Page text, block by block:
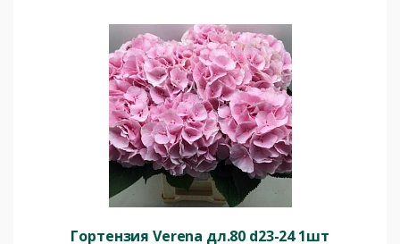
Гортензия Verena дл.80 d23-24 1шт